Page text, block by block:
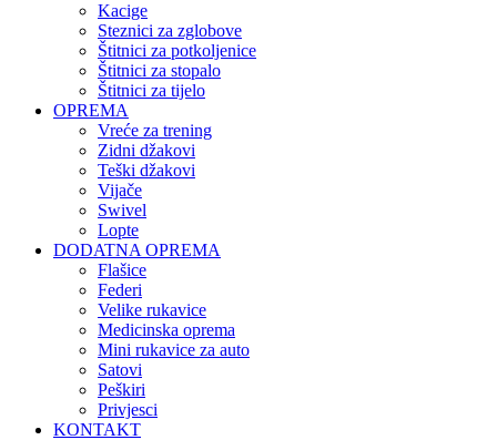
Kacige
Steznici za zglobove
Štitnici za potkoljenice
Štitnici za stopalo
Štitnici za tijelo
OPREMA
Vreće za trening
Zidni džakovi
Teški džakovi
Vijače
Swivel
Lopte
DODATNA OPREMA
Flašice
Federi
Velike rukavice
Medicinska oprema
Mini rukavice za auto
Satovi
Peškiri
Privjesci
KONTAKT